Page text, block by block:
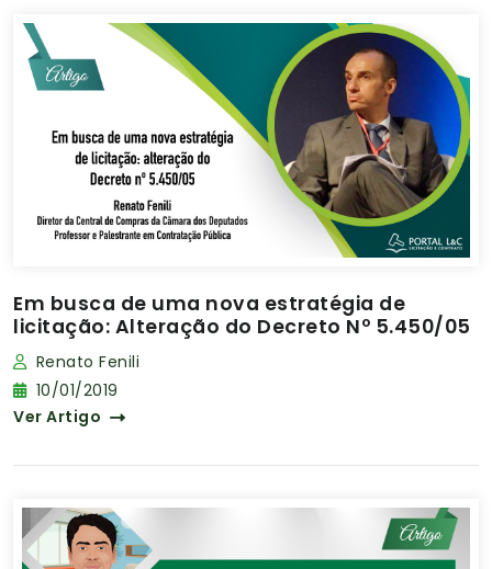
Em busca de uma nova estratégia de
licitação: Alteração do Decreto Nº 5.450/05
Renato Fenili
10/01/2019
Ver Artigo